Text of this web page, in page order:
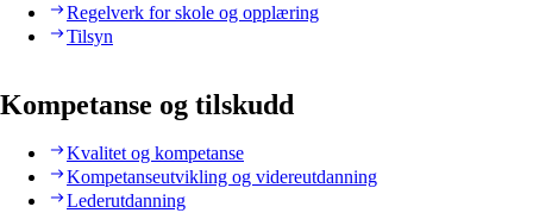
Regelverk for skole og opplæring
Tilsyn
Kompetanse og tilskudd
Kvalitet og kompetanse
Kompetanseutvikling og videreutdanning
Lederutdanning